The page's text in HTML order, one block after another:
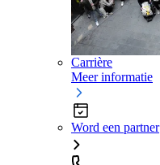
Carrière
Meer informatie
Word een partner